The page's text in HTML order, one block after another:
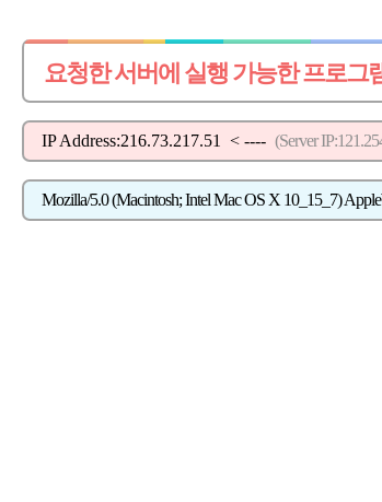
요청한 서버에 실행 가능한 프로그
IP Address:216.73.217.51 < ---- (Server
Mozilla/5.0 (Macintosh; Intel Mac OS X 10_15_7)